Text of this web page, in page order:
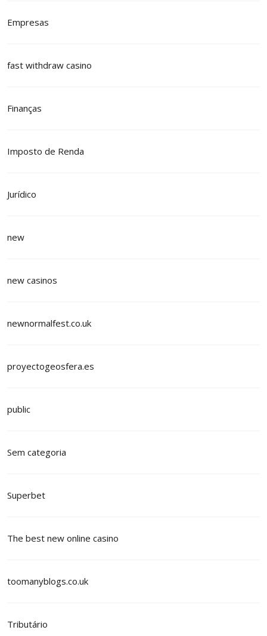
Empresas
fast withdraw casino
Finanças
Imposto de Renda
Jurídico
new
new casinos
newnormalfest.co.uk
proyectogeosfera.es
public
Sem categoria
Superbet
The best new online casino
toomanyblogs.co.uk
Tributário